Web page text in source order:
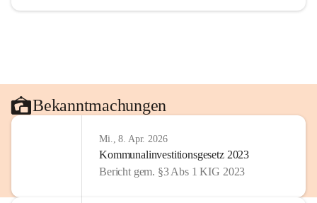
Bekanntmachungen
Mi., 8. Apr. 2026
Kommunalinvestitionsgesetz 2023
Bericht gem. §3 Abs 1 KIG 2023